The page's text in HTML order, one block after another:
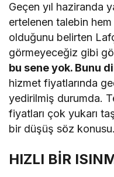
Geçen yıl haziranda
ertelenen talebin
olduğunu belirten
görmeyeceğiz gibi
bu sene yok. Bunu
hizmet fiyatlarında
yedirilmiş durumda.
fiyatları çok yukarı
bir düşüş söz
HIZLI BİR